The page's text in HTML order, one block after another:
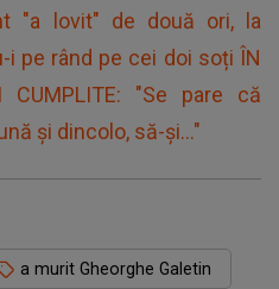
"a lovit" de două ori, la
i pe rând pe cei doi soți ÎN
CUMPLITE: "Se pare că
și dincolo, să-și..."
a murit Gheorghe Galetin